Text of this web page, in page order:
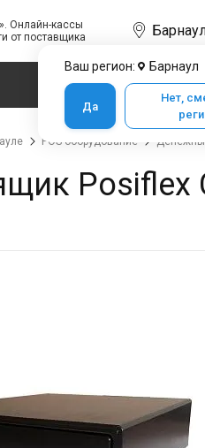
Онлайн-кассы
от поставщика
Ваш регион: Барнаул
Да
Нет,
Услуги
POS-оборудование
Posiflex